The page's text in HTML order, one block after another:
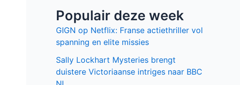
Populair deze week
GIGN op Netflix: Franse actiethriller vol
spanning en elite missies
Sally Lockhart Mysteries brengt
duistere Victoriaanse intriges naar BBC